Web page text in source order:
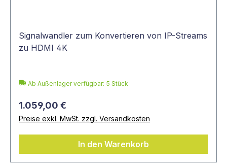
Signalwandler zum Konvertieren von IP-Streams
zu HDMI 4K
Ab Außenlager verfügbar: 5 Stück
1.059,00 €
Preise exkl. MwSt. zzgl. Versandkosten
In den Warenkorb